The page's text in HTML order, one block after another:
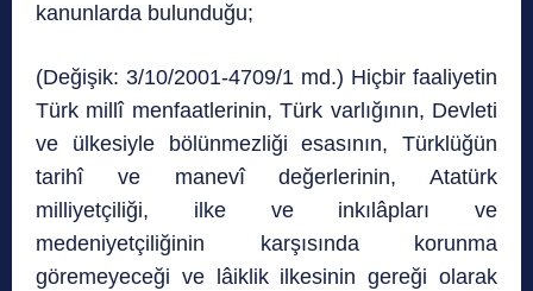
kanunlarda bulunduğu;
(Değişik: 3/10/2001-4709/1 md.) Hiçbir faaliyetin
Türk millî menfaatlerinin, Türk varlığının, Devleti
ve ülkesiyle bölünmezliği esasının, Türklüğün
tarihî ve manevî değerlerinin, Atatürk
milliyetçiliği, ilke ve inkılâpları ve
medeniyetçiliğinin karşısında korunma
göremeyeceği ve lâiklik ilkesinin gereği olarak